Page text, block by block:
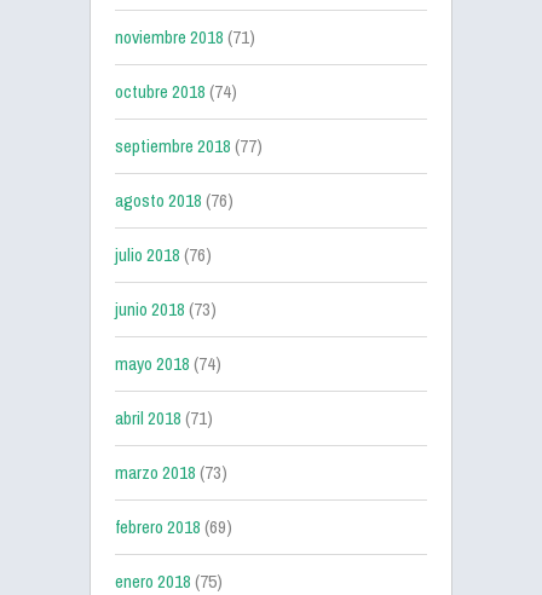
noviembre 2018(71)
octubre 2018(74)
septiembre 2018(77)
agosto 2018(76)
julio 2018(76)
junio 2018(73)
mayo 2018(74)
abril 2018(71)
marzo 2018(73)
febrero 2018(69)
enero 2018(75)